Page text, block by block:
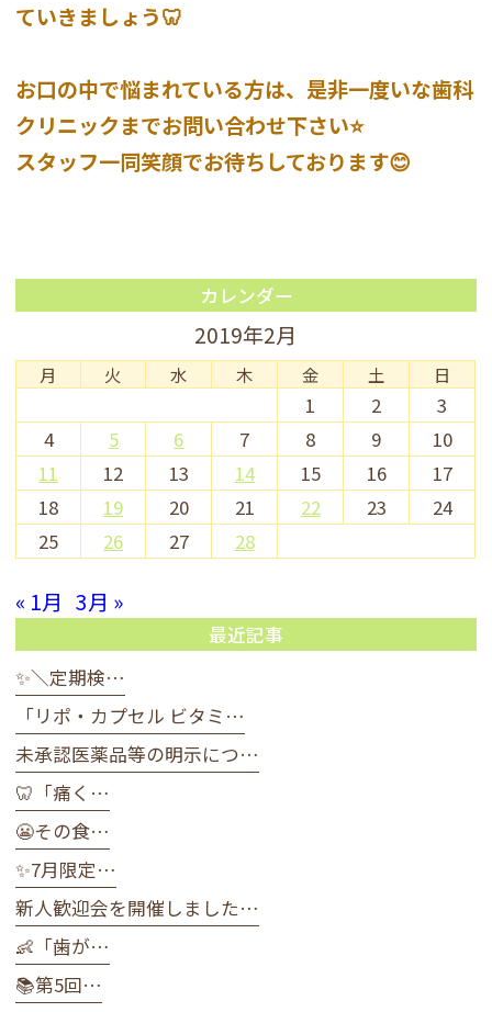
ていきましょう🦷
お口の中で悩まれている方は、是非一度いな歯科
クリニックまでお問い合わせ下さい⭐️
スタッフ一同笑顔でお待ちしております😊
カレンダー
2019年2月
月 火 水 木 金 土 日
1 2
3
4
5 6 7 8 9
10
11
12 13 14 15 16
17
18
19 20 21 22 23
24
25
26 27 28
« 1月 3月 »
最近記事
✨＼定期検…
「リポ・カプセル ビタミ…
未承認医薬品等の明示につ…
🦷「痛く…
😬その食…
✨7月限定…
新人歓迎会を開催しました…
👶「歯が…
📚第5回…